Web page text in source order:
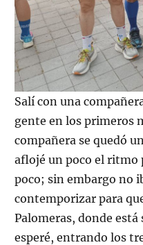
Salí con una
gente en los primeros
compañera se quedó
aflojé un poco el ritmo
poco; sin embargo no
contemporizar para
Palomeras, donde
esperé, entrando los